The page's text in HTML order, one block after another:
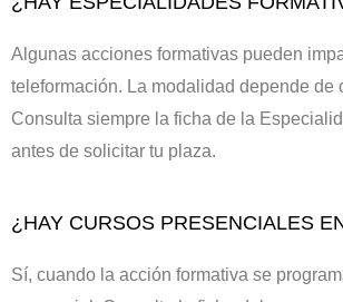
Algunas acciones formativas pueden
teleformación. La modalidad depende de
Consulta siempre la ficha de la
antes de solicitar tu plaza.
¿HAY CURSOS PRESENCIALES
Sí, cuando la acción formativa se